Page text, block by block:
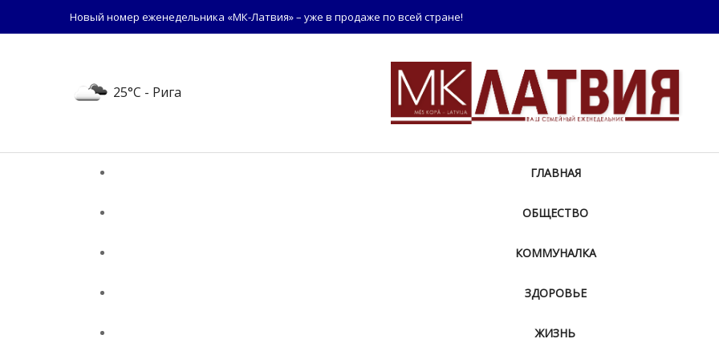
Новый номер еженедельника «МК-Латвия» – уже в продаже по всей стране!
25°C - Рига
ГЛАВНАЯ
ОБЩЕСТВО
КОММУНАЛКА
ЗДОРОВЬЕ
ЖИЗНЬ